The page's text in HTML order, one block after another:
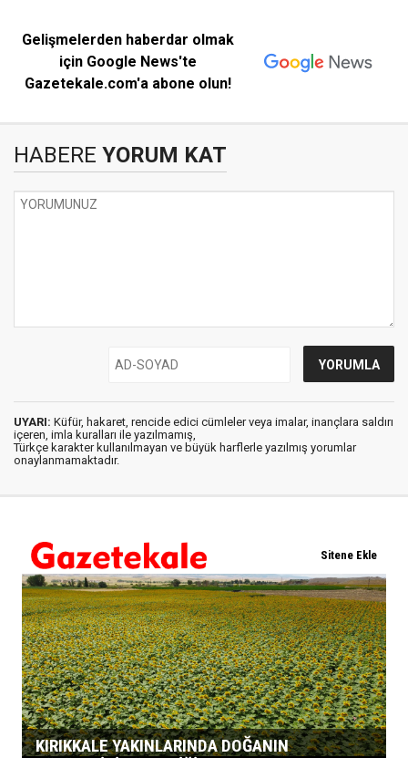
Gelişmelerden haberdar olmak
için Google News'te
Gazetekale.com'a abone olun!
HABERE YORUM KAT
UYARI: Küfür, hakaret, rencide edici cümleler veya imalar, inançlara saldırı
içeren, imla kuralları ile yazılmamış,
Türkçe karakter kullanılmayan ve büyük harflerle yazılmış yorumlar
onaylanmamaktadır.